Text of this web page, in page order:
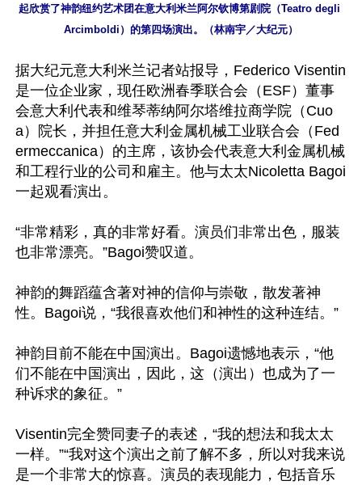
起欣赏了神韵纽约艺术团在意大利米兰阿尔钦博第剧院（Teatro degli
Arcimboldi）的第四场演出。（林南宇／大纪元）
据大纪元意大利米兰记者站报导，Federico Visentin
是一位企业家，现任欧洲春季联合会（ESF）董事
会意大利代表和维琴蒂纳阿尔塔维拉商学院（Cuo
a）院长，并担任意大利金属机械工业联合会（Fed
ermeccanica）的主席，该协会代表意大利金属机械
和工程行业的公司和雇主。他与太太Nicoletta Bagoi
一起观看演出。
“非常精彩，真的非常好看。演员们非常出色，服装
也非常漂亮。”Bagoi赞叹道。
神韵的舞蹈蕴含著对神的信仰与崇敬，散发著神
性。Bagoi说，“我很喜欢他们和神性的这种连结。”
神韵目前不能在中国演出。Bagoi遗憾地表示，“他
们不能在中国演出，因此，这（演出）也成为了一
种诉求的象征。”
Visentin完全赞同妻子的表述，“我的想法和我太太
一样。”“我对这个演出之前了解不多，所以对我来说
是一个非常大的惊喜。演员的表现能力，包括音乐